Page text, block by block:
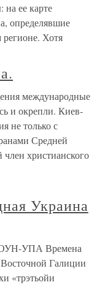
ее карте
определявшие
Хотя
международные
и окрепли. Киев­
не только с
Средней
христианского
Украина
ОУН-УПА Времена
Галиции
«трэтьойи